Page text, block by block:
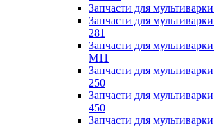
Запчасти для
Запчасти для
281
Запчасти для
M11
Запчасти для
250
Запчасти для
450
Запчасти для